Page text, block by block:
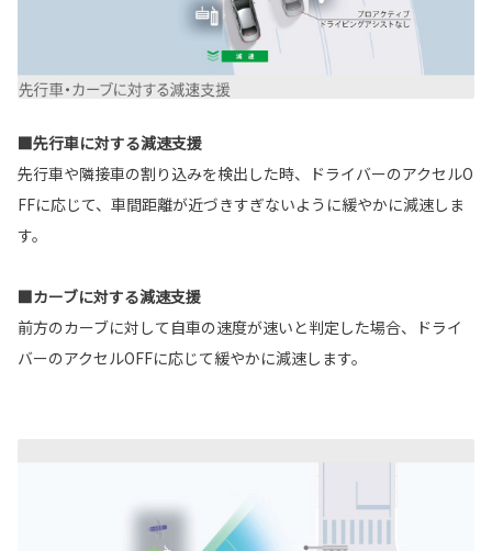
■先行車に対する減速支援
先行車や隣接車の割り込みを検出した時、ドライバーのアクセルO
FFに応じて、車間距離が近づきすぎないように緩やかに減速しま
す。
■カーブに対する減速支援
前方のカーブに対して自車の速度が速いと判定した場合、ドライ
バーのアクセルOFFに応じて緩やかに減速します。